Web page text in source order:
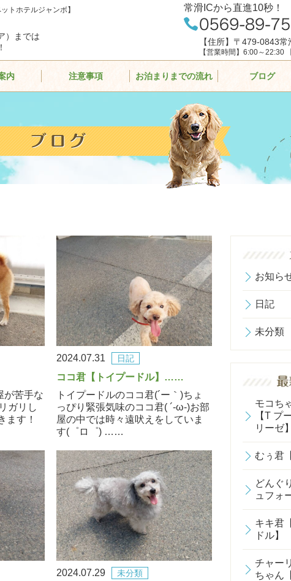
トホテルジャンボ】
）までは
常滑ICから直進10秒！
【住所】〒479-0843
【営業時間】6:00～22:30
内 注意事項 お泊まりまでの流れ ブログ
が苦手な
ガリし
ます！
2024.07.31 日記
ココ君【トイプードル】……
トイプードルのココ君(´ー｀)ちょ
っぴり緊張気味のココ君( ´-ω-)お部
屋の中では時々遠吠えをしていま
す(゜ロ゜) ……
2024.07.29 未分類
お知ら
日記
未分類
モコち
【T プ
リーゼ】
むぅ君
どんぐ
ュフォ
キキ君
ドル】
チャー
ちゃん